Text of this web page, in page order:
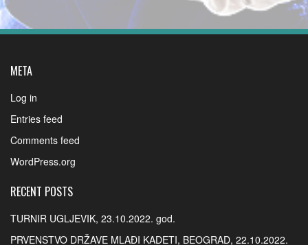
META
Log in
Entries feed
Comments feed
WordPress.org
RECENT POSTS
TURNIR UGLJEVIK, 23.10.2022. god.
PRVENSTVO DRŽAVE MLAĐI KADETI, BEOGRAD, 22.10.2022.